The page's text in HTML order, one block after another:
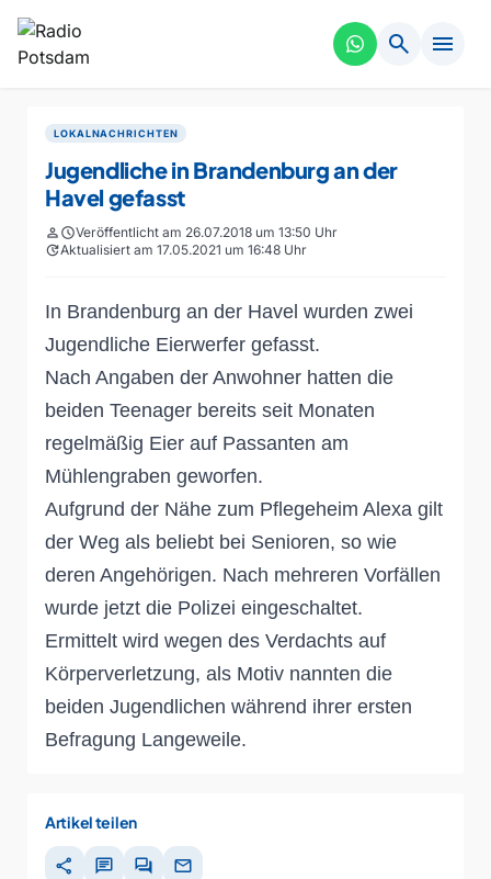
search menu
LOKALNACHRICHTEN
Jugendliche in Brandenburg an der
Havel gefasst
personscheduleVeröffentlicht am 26.07.2018 um 13:50 Uhr
updateAktualisiert am 17.05.2021 um 16:48 Uhr
In Brandenburg an der Havel wurden zwei
Jugendliche Eierwerfer gefasst.
Nach Angaben der Anwohner hatten die
beiden Teenager bereits seit Monaten
regelmäßig Eier auf Passanten am
Mühlengraben geworfen.
Aufgrund der Nähe zum Pflegeheim Alexa gilt
der Weg als beliebt bei Senioren, so wie
deren Angehörigen. Nach mehreren Vorfällen
wurde jetzt die Polizei eingeschaltet.
Ermittelt wird wegen des Verdachts auf
Körperverletzung, als Motiv nannten die
beiden Jugendlichen während ihrer ersten
Befragung Langeweile.
Artikel teilen
share chat forum mail